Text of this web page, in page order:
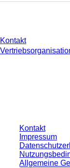
Kontakt
Kontakt
Impressum
Allgemeine